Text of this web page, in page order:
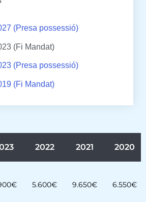
(Presa possessió)
(Fi Mandat)
(Presa possessió)
(Fi Mandat)
2022 2021 2020
5.600€ 9.650€ 6.550€